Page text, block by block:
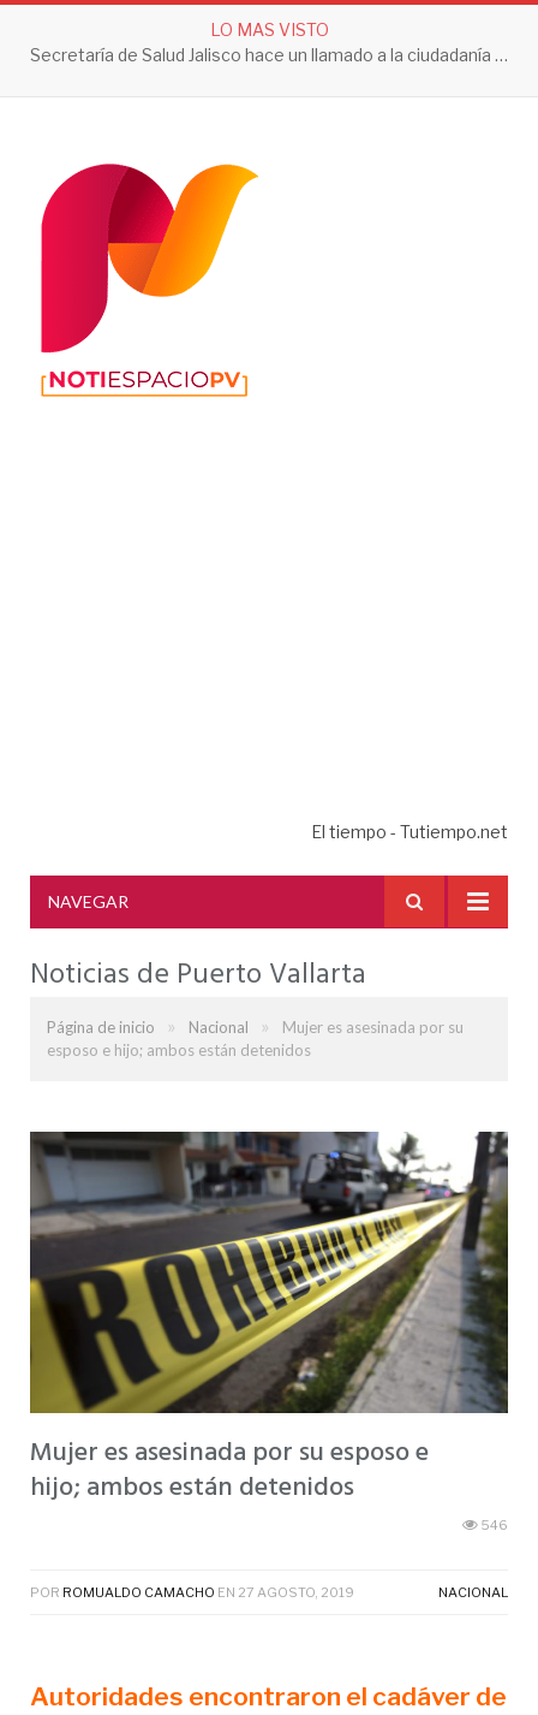
LO MAS VISTO
Secretaría de Salud Jalisco hace un llamado a la ciudadanía a tomar acciones contra el dengue en esta temporada de lluvias
El tiempo - Tutiempo.net
NAVEGAR
Noticias de Puerto Vallarta
Página de inicio » Nacional »
Mujer es asesinada por su
esposo e hijo; ambos están detenidos
Mujer es asesinada por su esposo e
hijo; ambos están detenidos
546
POR ROMUALDO CAMACHO EN 27 AGOSTO, 2019 NACIONAL
Autoridades encontraron el cadáver de